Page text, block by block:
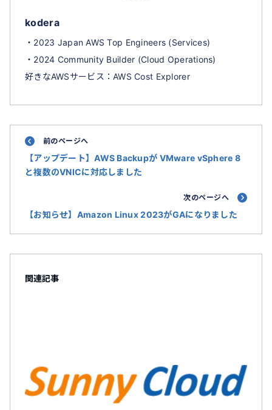
kodera
・2023 Japan AWS Top Engineers (Services)
・2024 Community Builder (Cloud Operations)
好きなAWSサービス：AWS Cost Explorer
前のページへ
【アップデート】AWS Backupが VMware vSphere 8
と複数のVNICに対応しました
次のページへ
【お知らせ】Amazon Linux 2023がGAになりました
関連記事